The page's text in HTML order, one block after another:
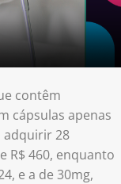
contêm
cápsulas apenas
adquirir 28
R$ 460, enquanto
e a de 30mg,